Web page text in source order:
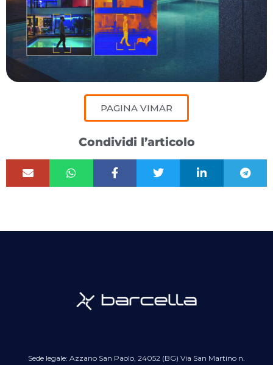
PAGINA VIMAR
Condividi l’articolo
Sede legale: Azzano San Paolo, 24052 (BG) Via San Martino n.